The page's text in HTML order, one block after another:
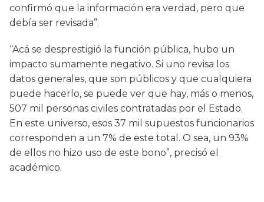
confirmó que la información era verdad, pero que
debía ser revisada”.
“Acá se desprestigió la función pública, hubo un
impacto sumamente negativo. Si uno revisa los
datos generales, que son públicos y que cualquiera
puede hacerlo, se puede ver que hay, más o menos,
507 mil personas civiles contratadas por el Estado.
En este universo, esos 37 mil supuestos funcionarios
corresponden a un 7% de este total. O sea, un 93%
de ellos no hizo uso de este bono”, precisó el
académico.